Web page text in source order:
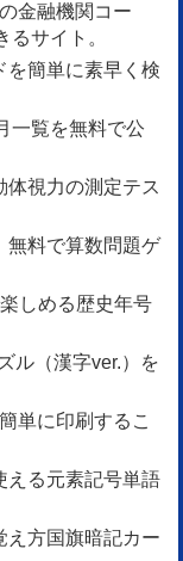
金融機関コー
るサイト。
を簡単に素早く検
一覧を無料で公
体視力の測定テス
無料で算数問題ゲ
しめる歴史年号
ル（漢字ver.）を
単に印刷するこ
える元素記号単語
え方国旗暗記カー